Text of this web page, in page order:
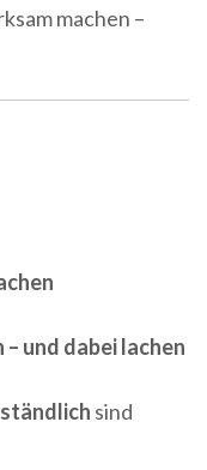
machen –
– und dabei lachen
sind